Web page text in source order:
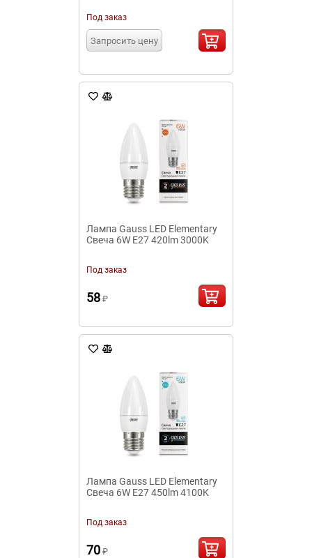
Под заказ
Запросить цену
Лампа Gauss LED Elementary
Свеча 6W E27 420lm 3000K
Под заказ
58 ₽
Лампа Gauss LED Elementary
Свеча 6W E27 450lm 4100K
Под заказ
70 ₽